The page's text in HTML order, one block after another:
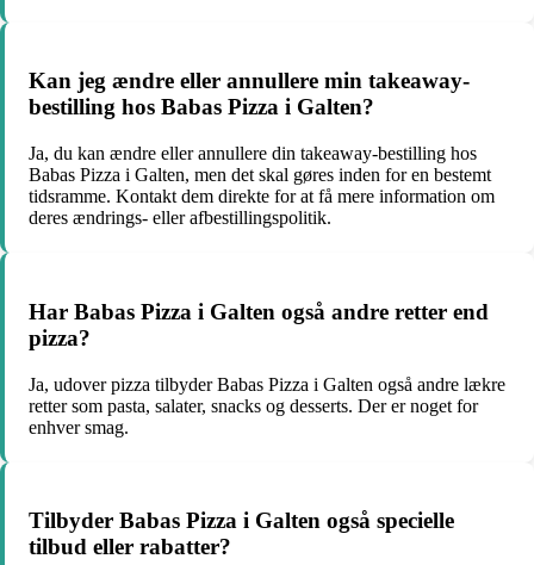
Kan jeg ændre eller annullere min takeaway-
bestilling hos Babas Pizza i Galten?
Ja, du kan ændre eller annullere din takeaway-bestilling hos
Babas Pizza i Galten, men det skal gøres inden for en bestemt
tidsramme. Kontakt dem direkte for at få mere information om
deres ændrings- eller afbestillingspolitik.
Har Babas Pizza i Galten også andre retter end
pizza?
Ja, udover pizza tilbyder Babas Pizza i Galten også andre lækre
retter som pasta, salater, snacks og desserts. Der er noget for
enhver smag.
Tilbyder Babas Pizza i Galten også specielle
tilbud eller rabatter?